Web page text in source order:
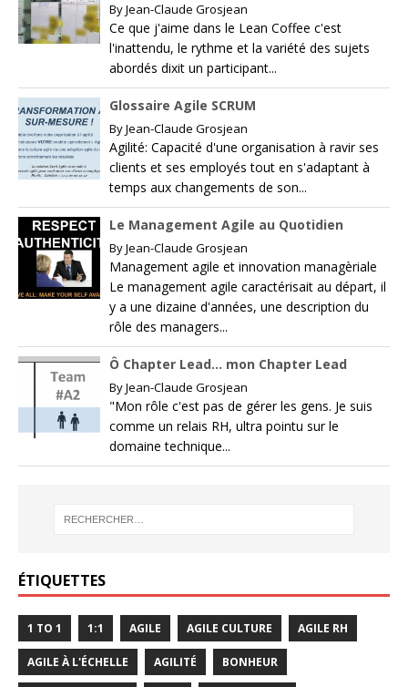
ByJean-Claude Grosjean
Ce que j'aime dans le Lean Coffee c'est
l'inattendu, le rythme et la variété des sujets
abordés dixit un participant...
Glossaire Agile SCRUM
ByJean-Claude Grosjean
Agilité: Capacité d'une organisation à ravir ses
clients et ses employés tout en s'adaptant à
temps aux changements de son...
Le Management Agile au Quotidien
ByJean-Claude Grosjean
Management agile et innovation managèriale
Le management agile caractérisait au départ, il
y a une dizaine d'années, une description du
rôle des managers...
Ô Chapter Lead… mon Chapter Lead
ByJean-Claude Grosjean
"Mon rôle c'est pas de gérer les gens. Je suis
comme un relais RH, ultra pointu sur le
domaine technique...
ÉTIQUETTES
1 TO 1 1:1 AGILE AGILE CULTURE AGILE RH
AGILE À L'ÉCHELLE AGILITÉ BONHEUR